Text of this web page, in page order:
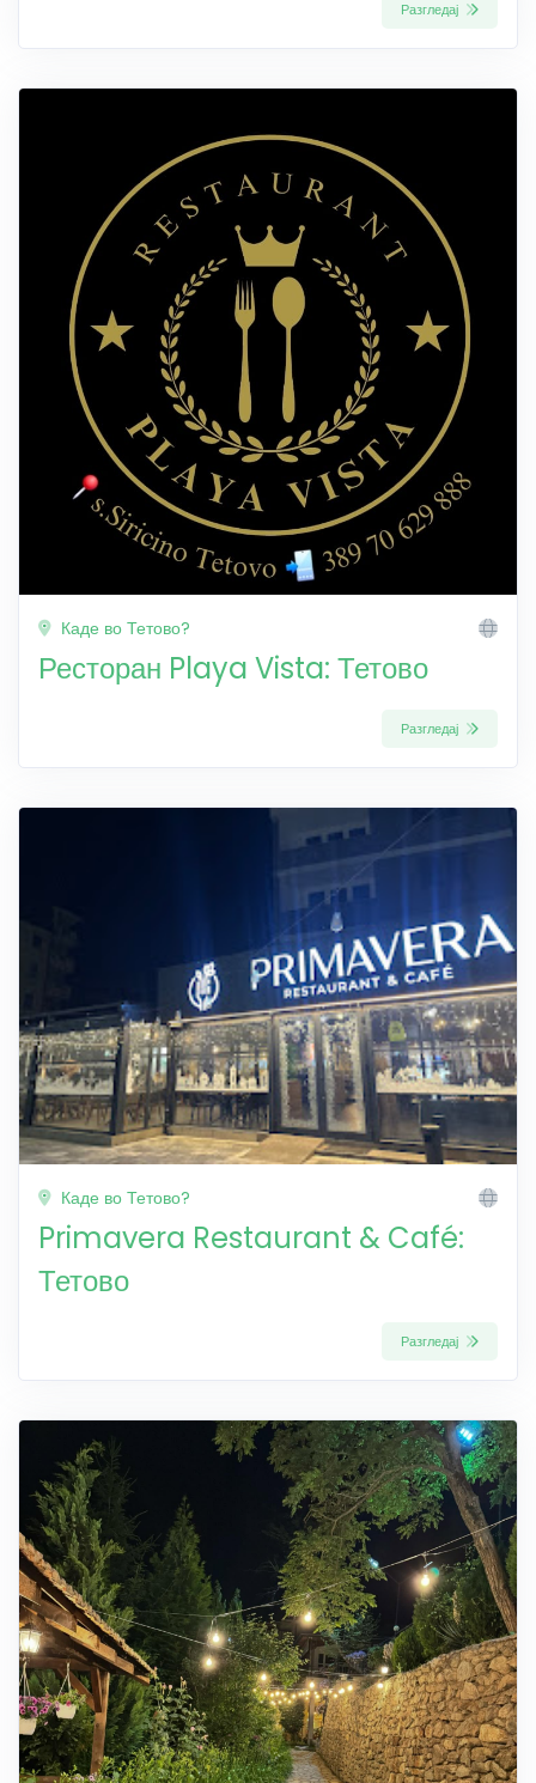
Разгледај
Каде во Тетово?
Ресторан Playa Vista: Тетово
Разгледај
Каде во Тетово?
Primavera Restaurant & Café:
Тетово
Разгледај